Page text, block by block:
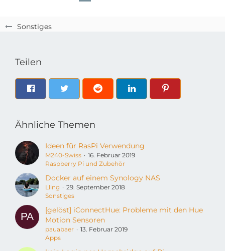
Sonstiges
Teilen
Ähnliche Themen
Ideen für RasPi Verwendung
M240-Swiss
16. Februar 2019
Raspberry Pi und Zubehör
Docker auf einem Synology NAS
Lling
29. September 2018
Sonstiges
[gelöst] iConnectHue: Probleme mit den Hue
Motion Sensoren
pauabaer
13. Februar 2019
Apps